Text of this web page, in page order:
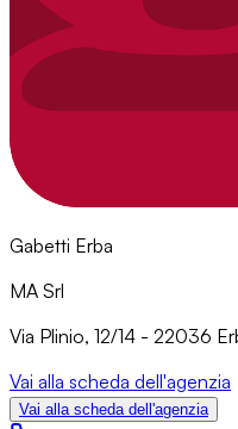
Gabetti Erba
MA Srl
Via Plinio, 12/14 - 22036
Vai alla scheda dell'agenzia
Vai alla scheda dell'agenzia